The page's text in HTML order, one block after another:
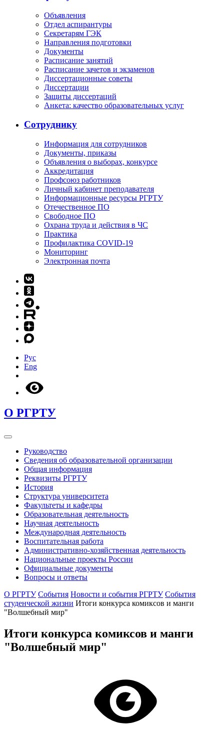
Объявления
Отдел аспирантуры
Секретарям ГЭК
Направления подготовки
Документы
Расписание занятий
Расписание зачетов и экзаменов
Диссертационные советы
Диссертации
Защиты диссертаций
Анкета: качество образовательных услуг
Сотруднику
Информация для сотрудников
Документы, приказы
Объявления о выборах, конкурсе
Аккредитация
Профсоюз работников
Личный кабинет преподавателя
Информационные ресурсы РГРТУ
Отечественное ПО
Свободное ПО
Охрана труда и действия в ЧС
Практика
Профилактика COVID-19
Мониторинг
Электронная почта
Рус
Eng
О РГРТУ
Руководство
Сведения об образовательной организации
Общая информация
Реквизиты РГРТУ
История
Структура университета
Факультеты и кафедры
Образовательная деятельность
Научная деятельность
Международная деятельность
Воспитательная работа
Административно-хозяйственная деятельность
Национальные проекты России
Официальные документы
Вопросы и ответы
О РГРТУ События Новости и события РГРТУ События
студенческой жизни Итоги конкурса комиксов и манги
"Волшебный мир"
Итоги конкурса комиксов и манги
"Волшебный мир"